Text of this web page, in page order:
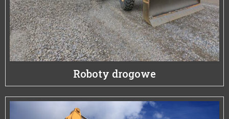
Roboty drogowe